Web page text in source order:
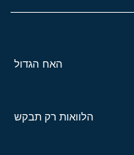
האח הגדול
הלוואות רק תבקש